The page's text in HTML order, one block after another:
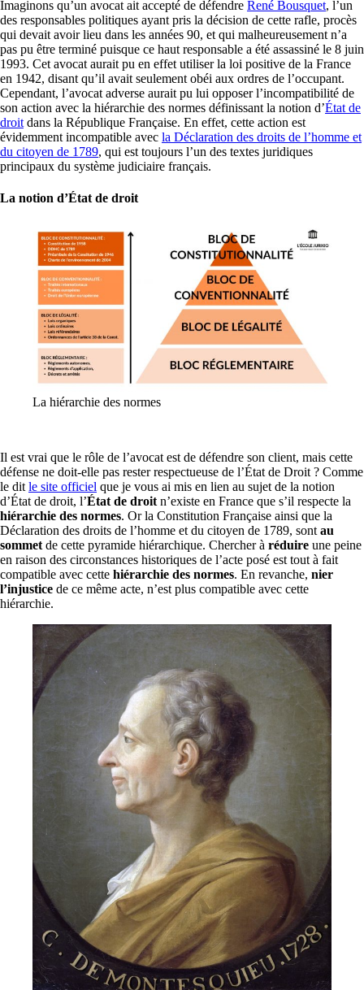
Imaginons qu’un avocat ait accepté de défendre René Bousquet, l’un
des responsables politiques ayant pris la décision de cette rafle, procès
qui devait avoir lieu dans les années 90, et qui malheureusement n’a
pas pu être terminé puisque ce haut responsable a été assassiné le 8 juin
1993. Cet avocat aurait pu en effet utiliser la loi positive de la France
en 1942, disant qu’il avait seulement obéi aux ordres de l’occupant.
Cependant, l’avocat adverse aurait pu lui opposer l’incompatibilité de
son action avec la hiérarchie des normes définissant la notion d’État de
droit dans la République Française. En effet, cette action est
évidemment incompatible avec la Déclaration des droits de l’homme et
du citoyen de 1789, qui est toujours l’un des textes juridiques
principaux du système judiciaire français.
La notion d’État de droit
La hiérarchie des normes
Il est vrai que le rôle de l’avocat est de défendre son client, mais cette
défense ne doit-elle pas rester respectueuse de l’État de Droit ? Comme
le dit le site officiel que je vous ai mis en lien au sujet de la notion
d’État de droit, l’État de droit n’existe en France que s’il respecte la
hiérarchie des normes. Or la Constitution Française ainsi que la
Déclaration des droits de l’homme et du citoyen de 1789, sont au
sommet de cette pyramide hiérarchique. Chercher à réduire une peine
en raison des circonstances historiques de l’acte posé est tout à fait
compatible avec cette hiérarchie des normes. En revanche, nier
l’injustice de ce même acte, n’est plus compatible avec cette
hiérarchie.